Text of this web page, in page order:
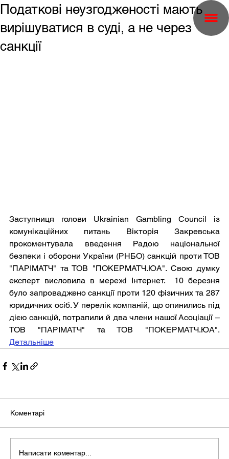
Податкові неузгодженості мають
вирішуватися в суді, а не через
санкції
Заступниця голови Ukrainian Gambling Council із
комунікаційних питань Вікторія Закревська
прокоментувала введення Радою національної
безпеки і оборони України (РНБО) санкцій проти ТОВ
"ПАРІМАТЧ" та ТОВ "ПОКЕРМАТЧ.ЮА". Свою думку
експерт висловила в мережі Інтернет.  10 березня
було запроваджено санкції проти 120 фізичних та 287
юридичних осіб. У перелік компаній, що опинились під
дією санкцій, потрапили й два члени нашої Асоціації –
Детальніше
Коментарі
Написати коментар...